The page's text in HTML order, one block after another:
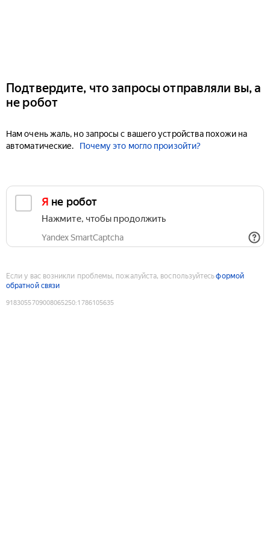
Подтвердите, что запросы отправляли вы, а
не робот
Нам очень жаль, но запросы с вашего устройства похожи на
автоматические.
Почему это могло произойти?
Я не робот
Нажмите, чтобы продолжить
Yandex SmartCaptcha
Если у вас возникли проблемы, пожалуйста, воспользуйтесьформой
обратной связи
9183055709008065250:1786105635